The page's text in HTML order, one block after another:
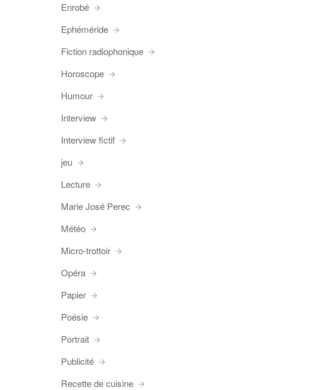
Enrobé
Ephéméride
Fiction radiophonique
Horoscope
Humour
Interview
Interview fictif
jeu
Lecture
Marie José Perec
Météo
Micro-trottoir
Opéra
Papier
Poésie
Portrait
Publicité
Recette de cuisine